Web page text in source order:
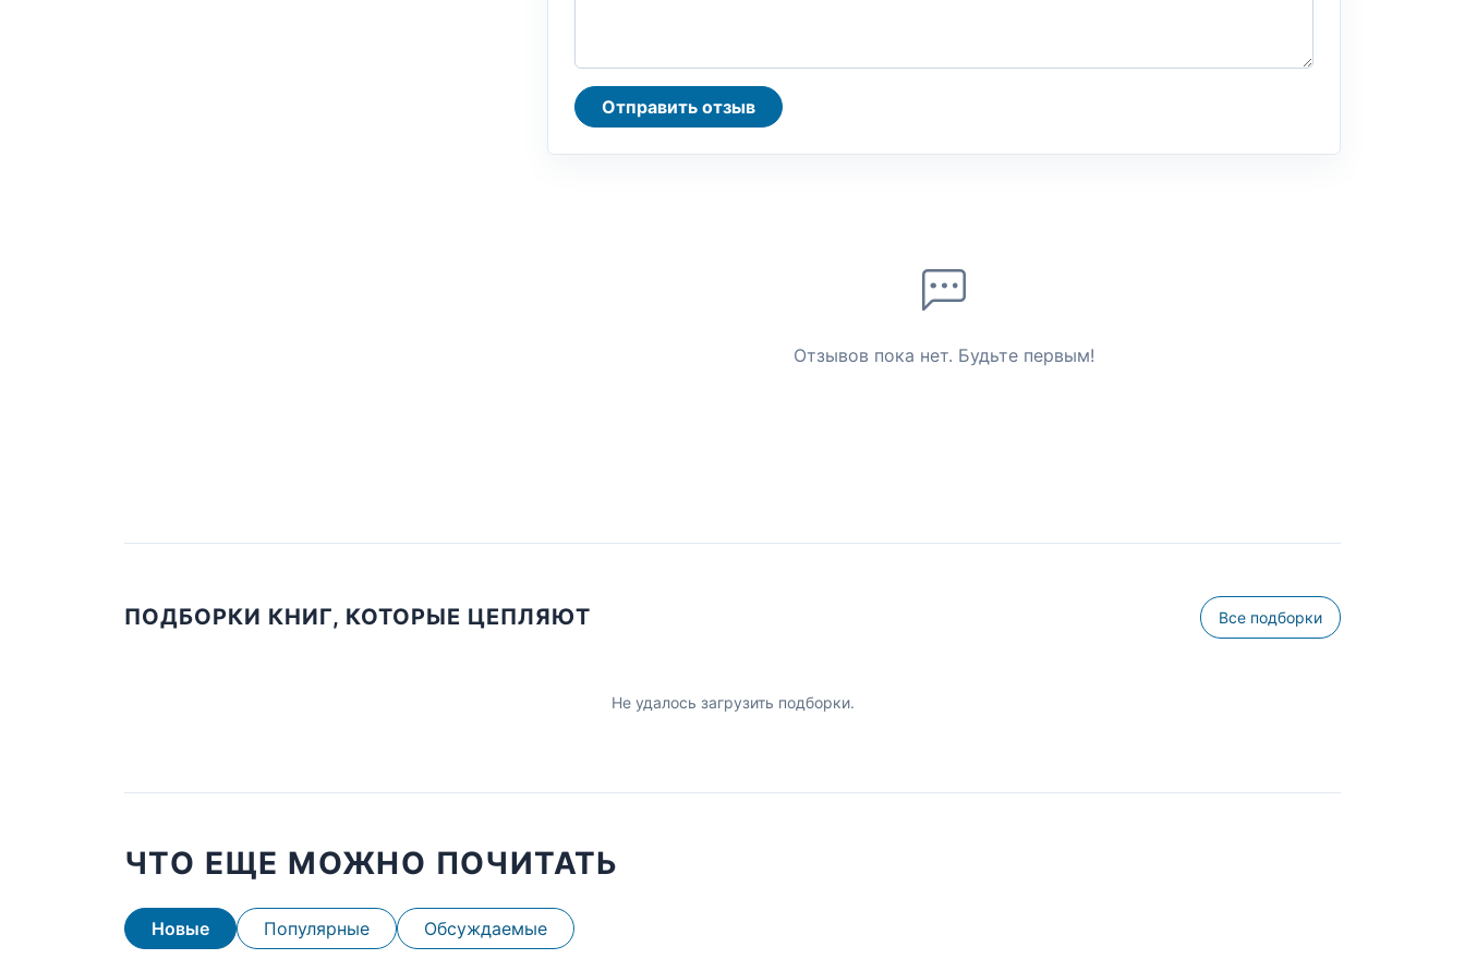
Отправить отзыв
Отзывов пока нет. Будьте первым!
ПОДБОРКИ КНИГ, КОТОРЫЕ ЦЕПЛЯЮТ Все подборки
Не удалось загрузить подборки.
ЧТО ЕЩЕ МОЖНО ПОЧИТАТЬ
Новые Популярные Обсуждаемые